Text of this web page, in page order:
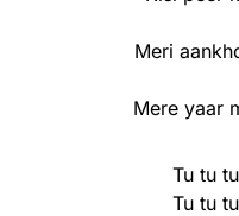
Meri
Mere yaar
Tu tu
Tu tu